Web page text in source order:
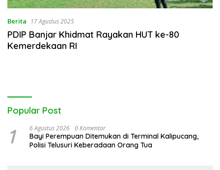
Berita 17 Agustus 2025
PDIP Banjar Khidmat Rayakan HUT ke-80
Kemerdekaan RI
Popular Post
1 6 Agustus 2026 0 Komentar
Bayi Perempuan Ditemukan di Terminal Kalipucang,
Polisi Telusuri Keberadaan Orang Tua